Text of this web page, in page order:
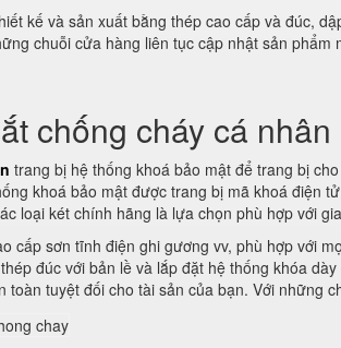
kế và sản xuất bằng thép cao cấp và đúc,
chuỗi cửa hàng liên tục cập nhật sản
chống cháy cá nhân
trang bị hệ thống khoá bảo mật để trang bị
khoá bảo mật được trang bị mã khoá điện
loại két chính hãng là lựa chọn phù hợp với
cấp sơn tĩnh điện ghi gương vv, phù hợp với
đúc với bản lề và lắp đặt hệ thống khóa
toàn tuyệt đối cho tài sản của bạn. Với những